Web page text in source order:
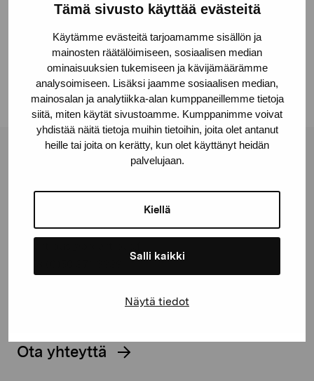
Tämä sivusto käyttää evästeitä
Käytämme evästeitä tarjoamamme sisällön ja
mainosten räätälöimiseen, sosiaalisen median
ominaisuuksien tukemiseen ja kävijämäärämme
analysoimiseen. Lisäksi jaamme sosiaalisen median,
mainosalan ja analytiikka-alan kumppaneillemme tietoja
siitä, miten käytät sivustoamme. Kumppanimme voivat
yhdistää näitä tietoja muihin tietoihin, joita olet antanut
heille tai joita on kerätty, kun olet käyttänyt heidän
palvelujaan.
Kiellä
Salli kaikki
Näytä tiedot
Facebook
Linkedin
Pro Artibus -säätiö
10600 Tammisaari
Ota yhteyttä